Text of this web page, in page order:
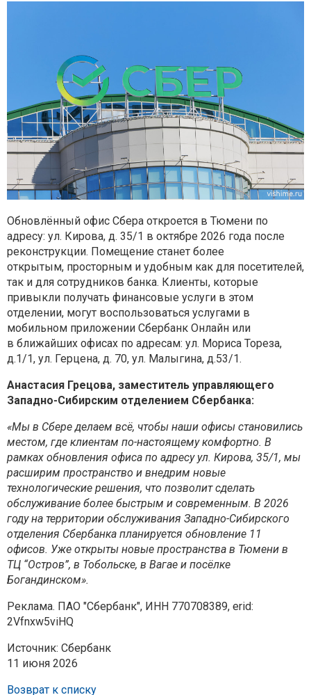
Обновлённый офис Сбера откроется в Тюмени по
адресу: ул. Кирова, д. 35/1 в октябре 2026 года после
реконструкции. Помещение станет более
открытым, просторным и удобным как для посетителей,
так и для сотрудников банка. Клиенты, которые
привыкли получать финансовые услуги в этом
отделении, могут воспользоваться услугами в
мобильном приложении Сбербанк Онлайн или
в ближайших офисах по адресам: ул. Мориса Тореза,
д.1/1, ул. Герцена, д. 70, ул. Малыгина, д.53/1.
Анастасия Грецова, заместитель управляющего
Западно-Сибирским отделением Сбербанка:
«Мы в Сбере делаем всё, чтобы наши офисы становились
местом, где клиентам по-настоящему комфортно. В
рамках обновления офиса по адресу ул. Кирова, 35/1, мы
расширим пространство и внедрим новые
технологические решения, что позволит сделать
обслуживание более быстрым и современным. В 2026
году на территории обслуживания Западно-Сибирского
отделения Сбербанка планируется обновление 11
офисов. Уже открыты новые пространства в Тюмени в
ТЦ “Остров”, в Тобольске, в Вагае и посёлке
Богандинском».
Реклама. ПАО "Сбербанк", ИНН 770708389, erid:
2Vfnxw5viHQ
Источник: Сбербанк
11 июня 2026
Возврат к списку